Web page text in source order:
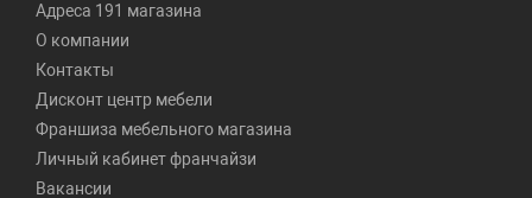
Адреса 191 магазина
О компании
Контакты
Дисконт центр мебели
Франшиза мебельного магазина
Личный кабинет франчайзи
Вакансии